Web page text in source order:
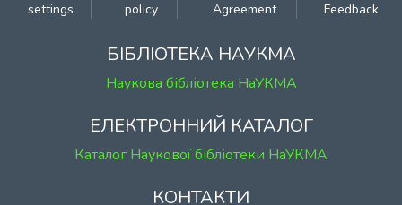
settings
policy
Agreement
Feedback
БІБЛІОТЕКА НАУКМА
Наукова бібліотека НаУКМА
ЕЛЕКТРОННИЙ КАТАЛОГ
Каталог Наукової бібліотеки НаУКМА
КОНТАКТИ